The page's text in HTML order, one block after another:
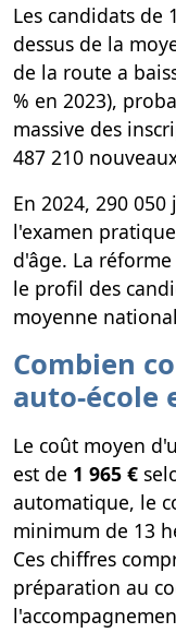
Les candidats de
dessus de la
de la route a
% en 2023),
massive des
487 210
En 2024, 290
l'examen
d'âge. La
le profil des
moyenne
Combien
auto-école
Le coût moyen
est de 1 965 €
automatique, le
minimum de 13
Ces chiffres
préparation au